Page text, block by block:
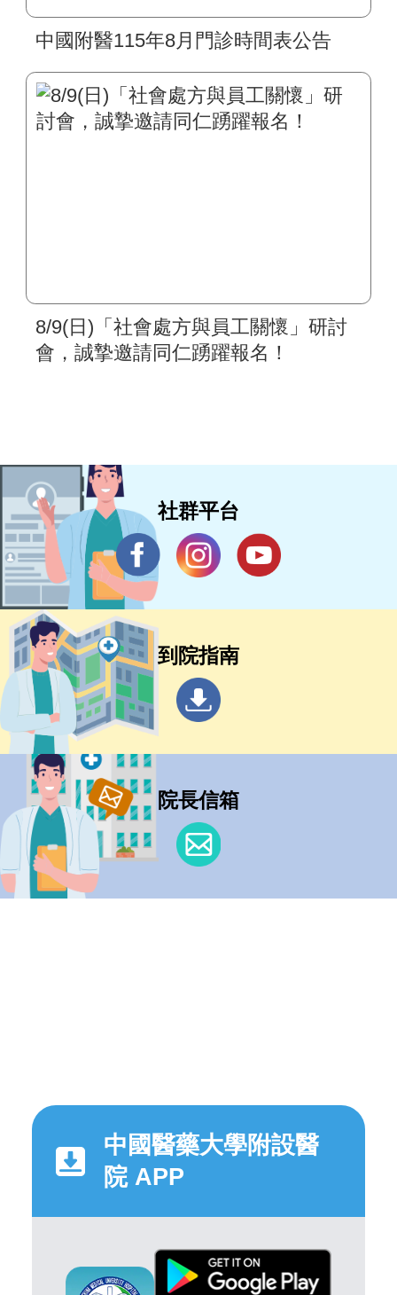
中國附醫115年8月門診時間表公告
8/9(日)「社會處方與員工關懷」研討
會，誠摯邀請同仁踴躍報名！
社群平台
到院指南
院長信箱
中國醫藥大學附設醫
院 APP